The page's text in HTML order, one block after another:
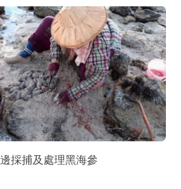
採捕及處理黑海參